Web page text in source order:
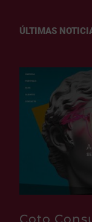
ÚLTIMAS